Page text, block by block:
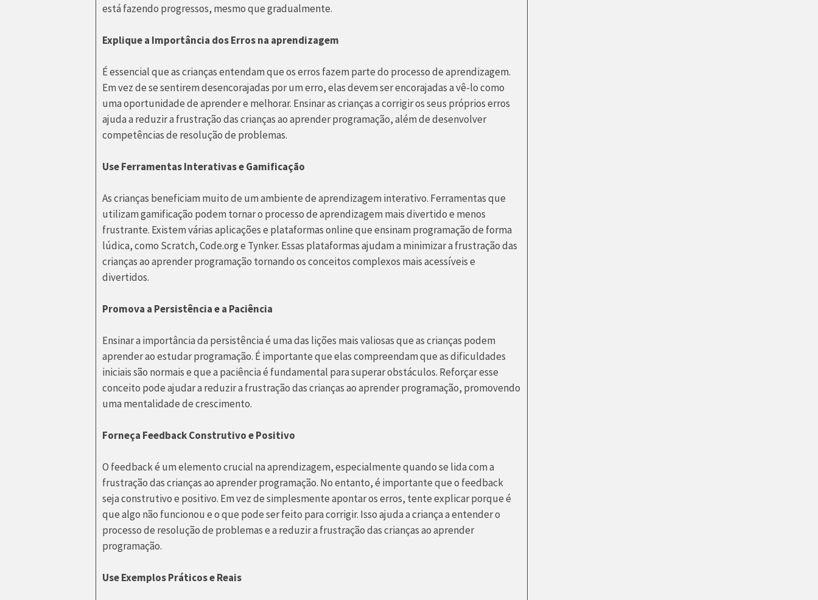
está fazendo progressos, mesmo que gradualmente.
Explique a Importância dos Erros na aprendizagem
É essencial que as crianças entendam que os erros fazem parte do processo de aprendizagem.
Em vez de se sentirem desencorajadas por um erro, elas devem ser encorajadas a vê-lo como
uma oportunidade de aprender e melhorar. Ensinar as crianças a corrigir os seus próprios erros
ajuda a reduzir a frustração das crianças ao aprender programação, além de desenvolver
competências de resolução de problemas.
Use Ferramentas Interativas e Gamificação
As crianças beneficiam muito de um ambiente de aprendizagem interativo. Ferramentas que
utilizam gamificação podem tornar o processo de aprendizagem mais divertido e menos
frustrante. Existem várias aplicações e plataformas online que ensinam programação de forma
lúdica, como Scratch, Code.org e Tynker. Essas plataformas ajudam a minimizar a frustração das
crianças ao aprender programação tornando os conceitos complexos mais acessíveis e
divertidos.
Promova a Persistência e a Paciência
Ensinar a importância da persistência é uma das lições mais valiosas que as crianças podem
aprender ao estudar programação. É importante que elas compreendam que as dificuldades
iniciais são normais e que a paciência é fundamental para superar obstáculos. Reforçar esse
conceito pode ajudar a reduzir a frustração das crianças ao aprender programação, promovendo
uma mentalidade de crescimento.
Forneça Feedback Construtivo e Positivo
O feedback é um elemento crucial na aprendizagem, especialmente quando se lida com a
frustração das crianças ao aprender programação. No entanto, é importante que o feedback
seja construtivo e positivo. Em vez de simplesmente apontar os erros, tente explicar porque é
que algo não funcionou e o que pode ser feito para corrigir. Isso ajuda a criança a entender o
processo de resolução de problemas e a reduzir a frustração das crianças ao aprender
programação.
Use Exemplos Práticos e Reais